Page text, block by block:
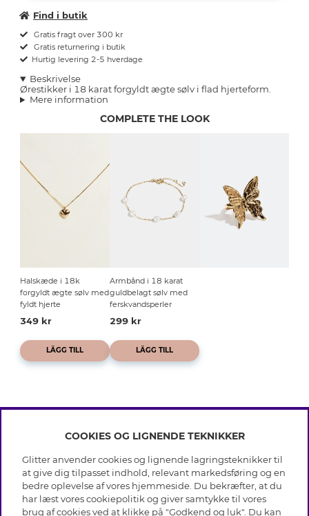
Find i butik
Gratis fragt over 300 kr
Gratis returnering i butik
Hurtig levering 2-5 hverdage
Beskrivelse
Ørestikker i 18 karat forgyldt ægte sølv i flad hjerteform.
Mere information
COMPLETE THE LOOK
Halskæde i 18k
forgyldt ægte sølv med
fyldt hjerte
349 kr
LÄGG TILL
Armbånd i 18 karat
guldbelagt sølv med
ferskvandsperler
299 kr
LÄGG TILL
INFO
Betingelser
Databeskyttelsespolitik
Cookies
Medlemsbetingelser
OM GLITTER
Black Friday
COOKIES OG LIGNENDE TEKNIKKER
Glitter anvender cookies og lignende lagringsteknikker til
at give dig tilpasset indhold, relevant markedsføring og en
bedre oplevelse af vores hjemmeside. Du bekræfter, at du
har læst vores cookiepolitik og giver samtykke til vores
brug af cookies ved at klikke på "Godkend og luk". Du kan